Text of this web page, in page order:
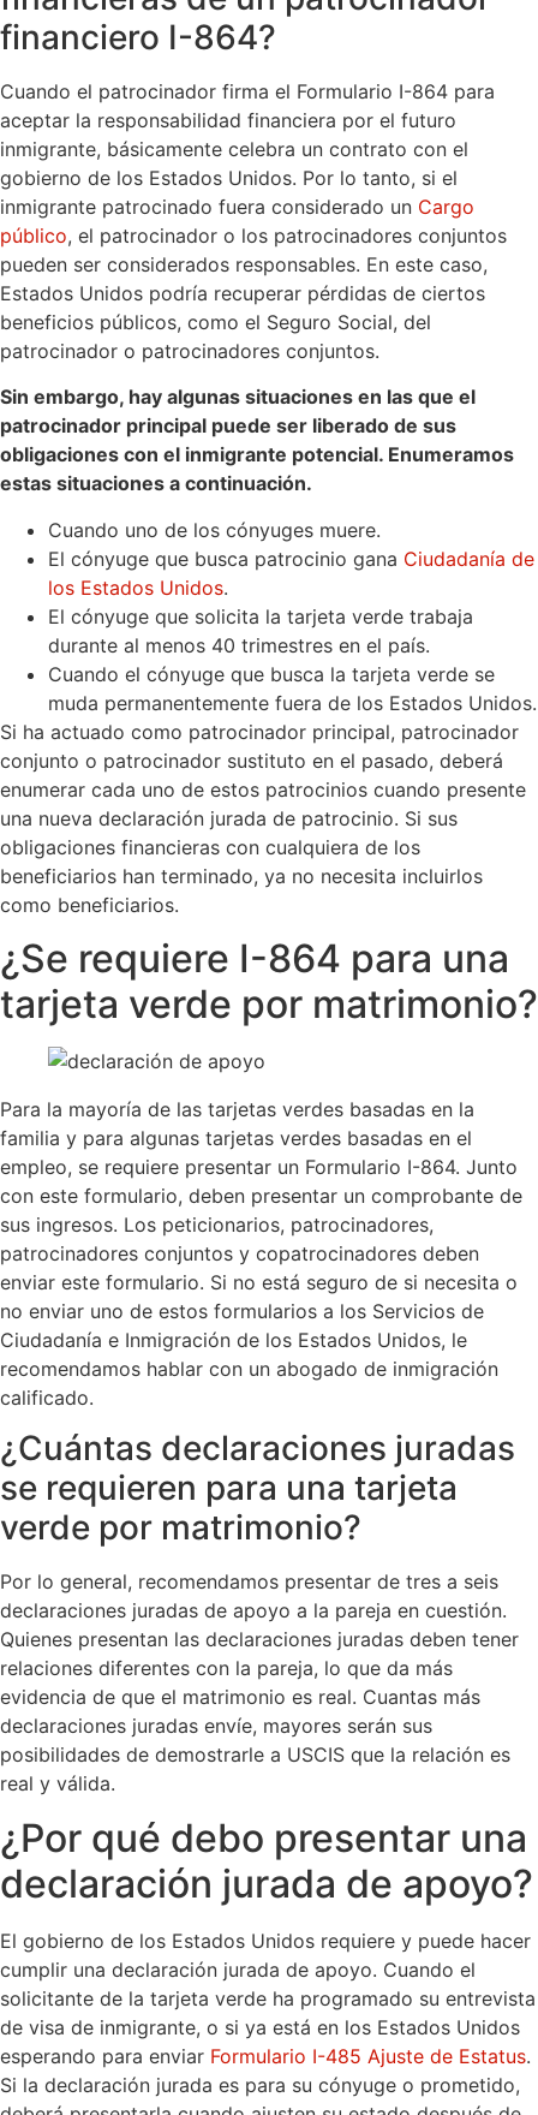
financiero I-864?
Cuando el patrocinador firma el Formulario I-864 para
aceptar la responsabilidad financiera por el futuro
inmigrante, básicamente celebra un contrato con el
gobierno de los Estados Unidos. Por lo tanto, si el
inmigrante patrocinado fuera considerado un Cargo
público, el patrocinador o los patrocinadores conjuntos
pueden ser considerados responsables. En este caso,
Estados Unidos podría recuperar pérdidas de ciertos
beneficios públicos, como el Seguro Social, del
patrocinador o patrocinadores conjuntos.
Sin embargo, hay algunas situaciones en las que el
patrocinador principal puede ser liberado de sus
obligaciones con el inmigrante potencial. Enumeramos
estas situaciones a continuación.
Cuando uno de los cónyuges muere.
El cónyuge que busca patrocinio gana Ciudadanía de
los Estados Unidos.
El cónyuge que solicita la tarjeta verde trabaja
durante al menos 40 trimestres en el país.
Cuando el cónyuge que busca la tarjeta verde se
muda permanentemente fuera de los Estados Unidos.
Si ha actuado como patrocinador principal, patrocinador
conjunto o patrocinador sustituto en el pasado, deberá
enumerar cada uno de estos patrocinios cuando presente
una nueva declaración jurada de patrocinio. Si sus
obligaciones financieras con cualquiera de los
beneficiarios han terminado, ya no necesita incluirlos
como beneficiarios.
¿Se requiere I-864 para una
tarjeta verde por matrimonio?
Para la mayoría de las tarjetas verdes basadas en la
familia y para algunas tarjetas verdes basadas en el
empleo, se requiere presentar un Formulario I-864. Junto
con este formulario, deben presentar un comprobante de
sus ingresos. Los peticionarios, patrocinadores,
patrocinadores conjuntos y copatrocinadores deben
enviar este formulario. Si no está seguro de si necesita o
no enviar uno de estos formularios a los Servicios de
Ciudadanía e Inmigración de los Estados Unidos, le
recomendamos hablar con un abogado de inmigración
calificado.
¿Cuántas declaraciones juradas
se requieren para una tarjeta
verde por matrimonio?
Por lo general, recomendamos presentar de tres a seis
declaraciones juradas de apoyo a la pareja en cuestión.
Quienes presentan las declaraciones juradas deben tener
relaciones diferentes con la pareja, lo que da más
evidencia de que el matrimonio es real. Cuantas más
declaraciones juradas envíe, mayores serán sus
posibilidades de demostrarle a USCIS que la relación es
real y válida.
¿Por qué debo presentar una
declaración jurada de apoyo?
El gobierno de los Estados Unidos requiere y puede hacer
cumplir una declaración jurada de apoyo. Cuando el
solicitante de la tarjeta verde ha programado su entrevista
de visa de inmigrante, o si ya está en los Estados Unidos
esperando para enviar Formulario I-485 Ajuste de Estatus.
Si la declaración jurada es para su cónyuge o prometido,